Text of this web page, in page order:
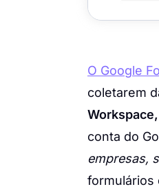
O Google
coletarem
Workspace,
conta do
empresas,
formulários